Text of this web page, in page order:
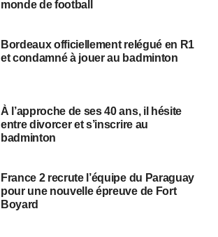
monde de football
Bordeaux officiellement relégué en R1
et condamné à jouer au badminton
À l’approche de ses 40 ans, il hésite
entre divorcer et s’inscrire au
badminton
France 2 recrute l’équipe du Paraguay
pour une nouvelle épreuve de Fort
Boyard